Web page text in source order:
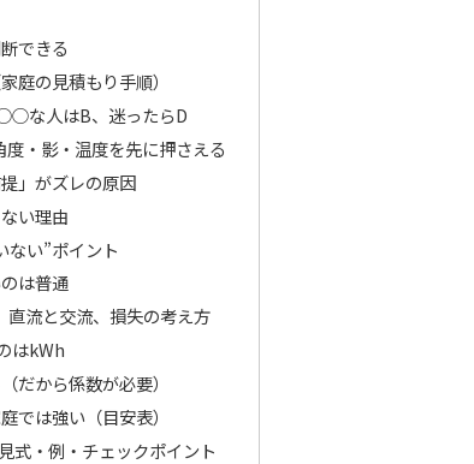
できる
庭の見積もり手順）
な人はB、迷ったらD
・影・温度を先に押さえる
」がズレの原因
い理由
ない”ポイント
は普通
流と交流、損失の考え方
はkWh
だから係数が必要）
では強い（目安表）
式・例・チェックポイント